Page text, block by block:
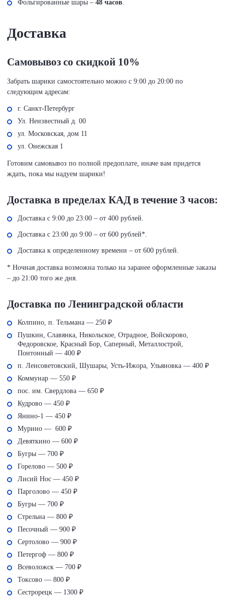
Фольгированные шары – 48 часов
Доставка
Самовывоз со скидкой 10%
Забрать шарики самостоятельно можно с 9:00 до 20:00 по
следующим адресам:
г. Санкт-Петербург
Ул. Неизвестный д. 00
ул. Московская, дом 11
ул. Онежская 1
Готовим самовывоз по полной предоплате, иначе вам придется
ждать, пока мы надуем шарики!
Доставка в пределах КАД в течение 3 часов:
Доставка с 9:00 до 23:00 – от 400 рублей.
Доставка с 23:00 до 9:00 – от 600 рублей*.
Доставка к определенному времени – от 600 рублей.
* Ночная доставка возможна только на заранее оформленные заказы
– до 21:00 того же дня.
Доставка по Ленинградской области
Колпино, п. Тельмана — 250 ₽
Пушкин, Славянка, Никольское, Отрадное, Войскорово,
Федоровское, Красный Бор, Саперный, Металлострой,
Понтонный — 400 ₽
п. Ленсоветовский, Шушары, Усть-Ижора, Ульяновка — 400 ₽
Коммунар — 550 ₽
пос. им. Свердлова — 650 ₽
Кудрово — 450 ₽
Янино-1 — 450 ₽
Мурино — 600 ₽
Девяткино — 600 ₽
Бугры — 700 ₽
Горелово — 500 ₽
Лисий Нос — 450 ₽
Парголово — 450 ₽
Бугры — 700 ₽
Стрельна — 800 ₽
Песочный — 900 ₽
Сертолово — 900 ₽
Петергоф — 800 ₽
Всеволожск — 700 ₽
Токсово — 800 ₽
Сестрорецк — 1300 ₽